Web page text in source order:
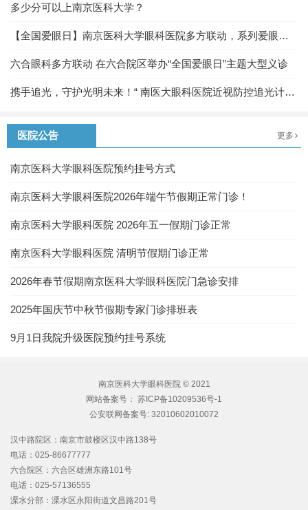
多少分可以上南京医科大学？
【全国爱眼日】南京医科大学眼科医院多方联动，系列爱眼活
动守护“心灵之窗”
六合眼科多方联动 在六合院区举办“全国爱眼日”主题大型义诊
携手追光，守护光明未来！“ 南医大眼科医院近视防控追光计
医院公告
更多
南京医科大学眼科医院预约挂号方式
南京医科大学眼科医院2026年端午节假期正常门诊！
南京医科大学眼科医院 2026年五一假期门诊正常
南京医科大学眼科医院 清明节假期门诊正常
2026年春节假期南京医科大学眼科医院门急诊安排
2025年国庆节中秋节假期专家门诊排班表
9月1日我院升级医院预约挂号系统
南京医科大学眼科医院 © 2021
网站备案号： 苏ICP备10209536号-1
公安联网备案号: 32010602010072
汉中路院区：南京市鼓楼区汉中路138号
电话：025-86677777
六合院区：六合区雄洲东路101号
电话：025-57136555
溧水分部：溧水区永阳街道文昌路201号